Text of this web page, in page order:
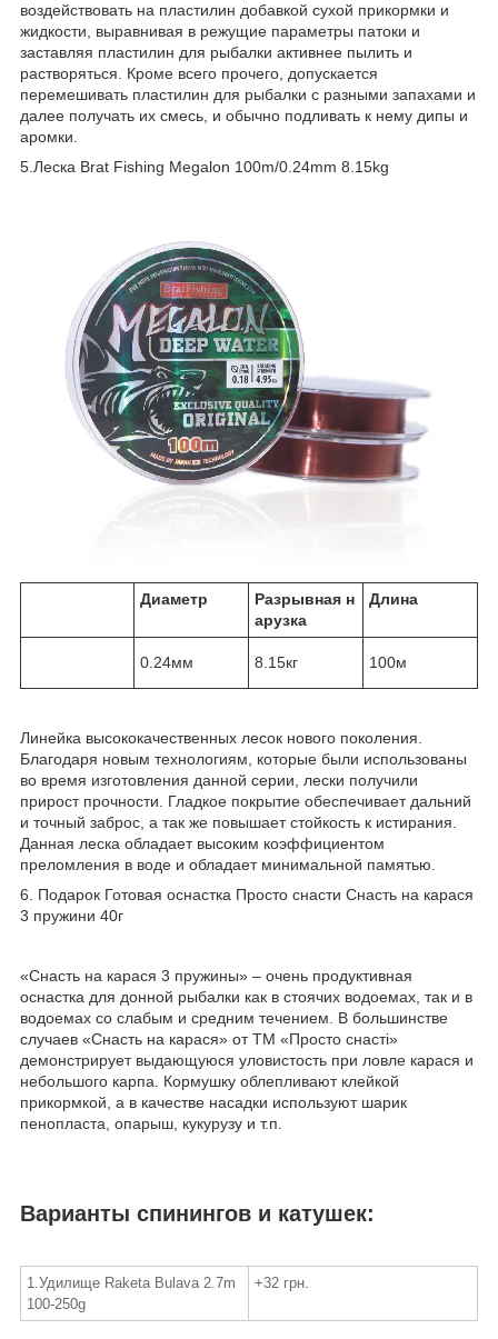
воздействовать на пластилин добавкой сухой прикормки и
жидкости, выравнивая в режущие параметры патоки и
заставляя пластилин для рыбалки активнее пылить и
растворяться. Кроме всего прочего, допускается
перемешивать пластилин для рыбалки с разными запахами и
далее получать их смесь, и обычно подливать к нему дипы и
аромки.
5.Леска Brat Fishing Megalon 100m/0.24mm 8.15kg
Диаметр Разрывная н
арузка
Длина
0.24мм 8.15кг 100м
Линейка высококачественных лесок нового поколения.
Благодаря новым технологиям, которые были использованы
во время изготовления данной серии, лески получили
прирост прочности. Гладкое покрытие обеспечивает дальний
и точный заброс, а так же повышает стойкость к истирания.
Данная леска обладает высоким коэффициентом
преломления в воде и обладает минимальной памятью.
6. Подарок Готовая оснастка Просто снасти Снасть на карася
3 пружини 40г
«Снасть на карася 3 пружины» – очень продуктивная
оснастка для донной рыбалки как в стоячих водоемах, так и в
водоемах со слабым и средним течением. В большинстве
случаев «Снасть на карася» от ТМ «Просто снасті»
демонстрирует выдающуюся уловистость при ловле карася и
небольшого карпа. Кормушку облепливают клейкой
прикормкой, а в качестве насадки используют шарик
пенопласта, опарыш, кукурузу и т.п.
Варианты спинингов и катушек:
1.Удилище Raketa Bulava 2.7m
100-250g
+32 грн.